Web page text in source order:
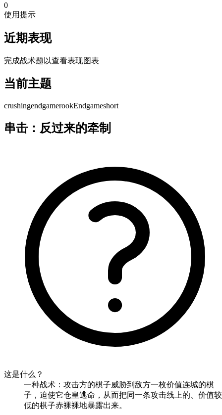
0
使用提示
近期表现
完成战术题以查看表现图表
当前主题
crushingendgamerookEndgameshort
串击：反过来的牵制
这是什么？
一种战术：攻击方的棋子威胁到敌方一枚价值连城的棋
子，迫使它仓皇逃命，从而把同一条攻击线上的、价值较
低的棋子赤裸裸地暴露出来。